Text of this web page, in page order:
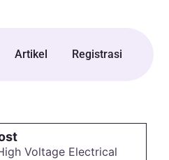
Artikel Registrasi
Voltage Electrical